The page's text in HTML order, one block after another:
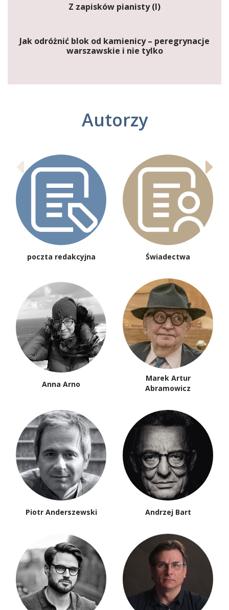
Z zapisków pianisty (I)
Jak odróżnić blok od kamienicy – peregrynacje
warszawskie i nie tylko
Autorzy
poczta redakcyjna Świadectwa
Anna Arno
Marek Artur
Abramowicz
Piotr Anderszewski Andrzej Bart